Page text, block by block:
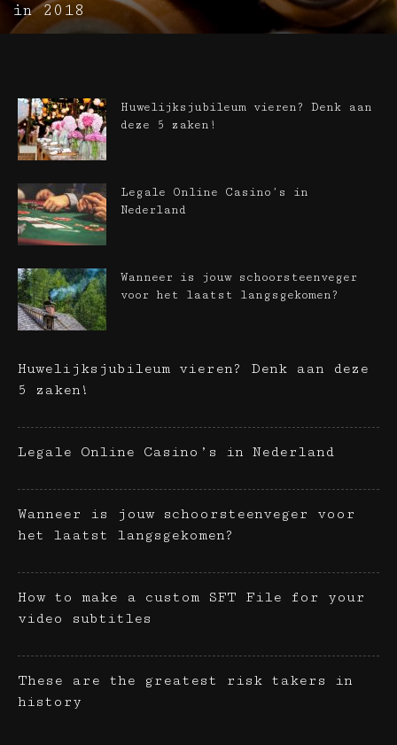
in 2018
Huwelijksjubileum vieren? Denk aan
deze 5 zaken!
Legale Online Casino’s in
Nederland
Wanneer is jouw schoorsteenveger
voor het laatst langsgekomen?
Huwelijksjubileum vieren? Denk aan deze
5 zaken!
Legale Online Casino’s in Nederland
Wanneer is jouw schoorsteenveger voor
het laatst langsgekomen?
How to make a custom SFT File for your
video subtitles
These are the greatest risk takers in
history